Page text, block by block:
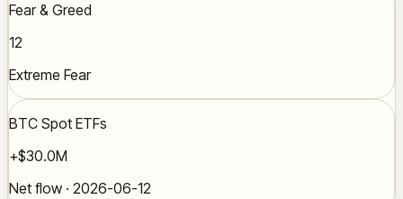
Fear & Greed
12
Extreme Fear
BTC Spot ETFs
+$30.0M
Net flow · 2026-06-12